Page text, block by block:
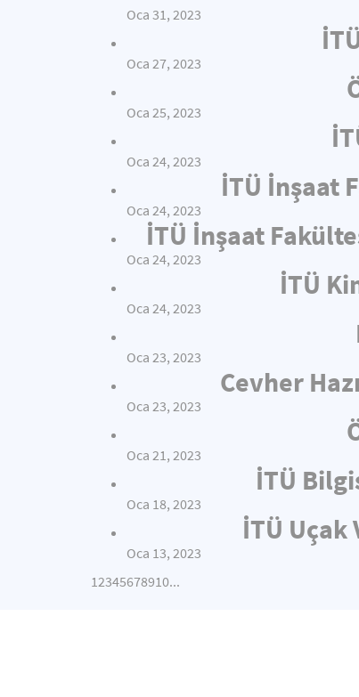
Oca 31, 2023
Oca 27, 2023
Oca 25, 2023
Oca 24, 2023
İTÜ İnşaat
Oca 24, 2023
İTÜ İnşaat
Oca 24, 2023
İTÜ
Oca 24, 2023
Oca 23, 2023
Cevher
Oca 23, 2023
Oca 21, 2023
İTÜ
Oca 18, 2023
İTÜ
Oca 13, 2023
12345678910...